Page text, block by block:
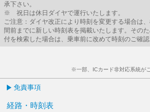
承下さい。
※ 祝日は休日ダイヤで運行いたします。
ご注意：ダイヤ改正により時刻を変更する場合は
間前までに新しい時刻表を掲載いたします。その
付を検索した場合は、乗車前に改めて時刻のご確認
※一部、ICカード非対応系統が
免責事項
経路・時刻表